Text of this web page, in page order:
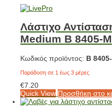
Λάστιχο
Medium Β 8405-M
Κωδικός προϊόντος: Β
Παράδοση σε 1 έως 3 μέρες
€7.20
Quick View Προσθήκη στο